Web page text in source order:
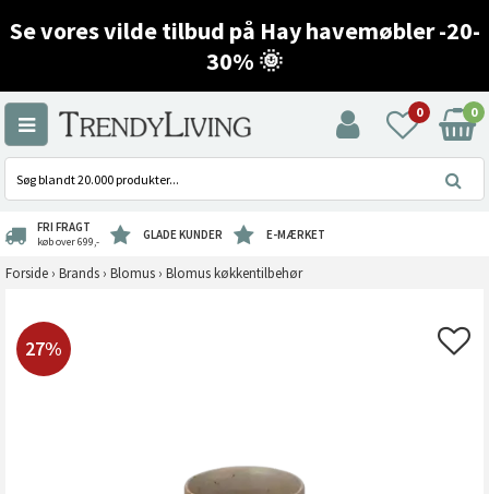
Se vores vilde tilbud på Hay havemøbler -20-
30% 🌞
0 0
FRI FRAGT
køb over 699,- GLADE KUNDER E-MÆRKET
Forside › Brands › Blomus › Blomus køkkentilbehør
27%